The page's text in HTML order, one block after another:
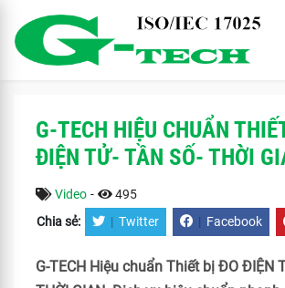
G-TECH HIỆU CHUẨN
ĐIỆN TỬ- TẦN SỐ- THỜI
Video - 495
Chia sẻ: | Twitter | Facebook
G-TECH Hiệu chuẩn Thiết bị ĐO ĐIỆN